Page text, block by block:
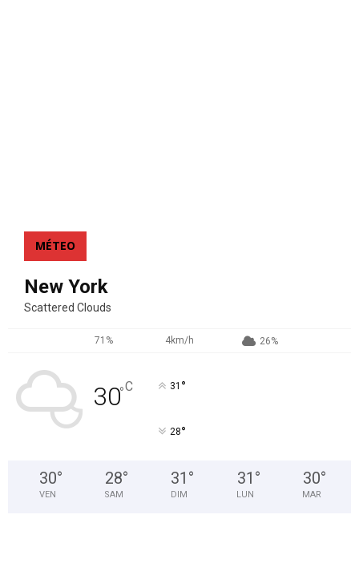
MÉTEO
New York
Scattered Clouds
71% 4km/h 26%
30°C 31 °
28°
30°
VEN
28°
SAM
31 °
DIM
31 °
LUN
30°
MAR